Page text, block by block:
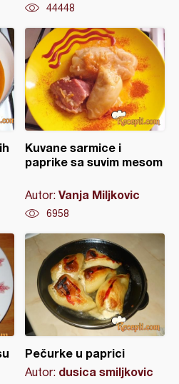
44448
Kuvane sarmice i
paprike sa suvim mesom
Autor: Vanja Miljkovic
6958
Pečurke u paprici
Autor: dusica smiljkovic